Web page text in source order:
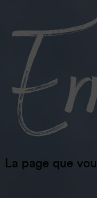
La page que